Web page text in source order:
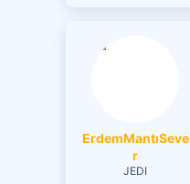
ErdemMantıSeve
r
JEDI